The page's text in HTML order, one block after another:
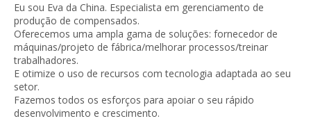
Eu sou Eva da China. Especialista em gerenciamento de
produção de compensados.
Oferecemos uma ampla gama de soluções: fornecedor de
máquinas/projeto de fábrica/melhorar processos/treinar
trabalhadores.
E otimize o uso de recursos com tecnologia adaptada ao seu
setor.
Fazemos todos os esforços para apoiar o seu rápido
desenvolvimento e crescimento.